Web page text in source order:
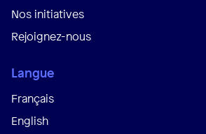
Nos initiatives
Rejoignez-nous
Langue
Français
English